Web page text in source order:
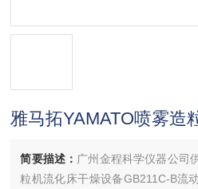
雅马拓YAMATO喷雾造
简要描述： 广州金程科学仪器公司
粒机流化床干燥设备GB211C-B流